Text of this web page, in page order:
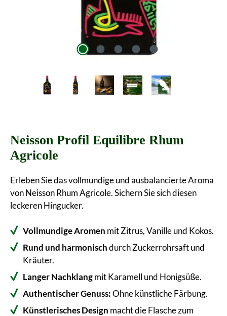
Neisson Profil Equilibre Rhum
Agricole
Erleben Sie das vollmundige und ausbalancierte Aroma
von Neisson Rhum Agricole. Sichern Sie sich diesen
leckeren Hingucker.
Vollmundige Aromen mit Zitrus, Vanille und Kokos.
Rund und harmonischdurch Zuckerrohrsaft und
Kräuter.
Langer Nachklangmit Karamell und Honigsüße.
Authentischer Genuss:Ohne künstliche Färbung.
Künstlerisches Design macht die Flasche zum